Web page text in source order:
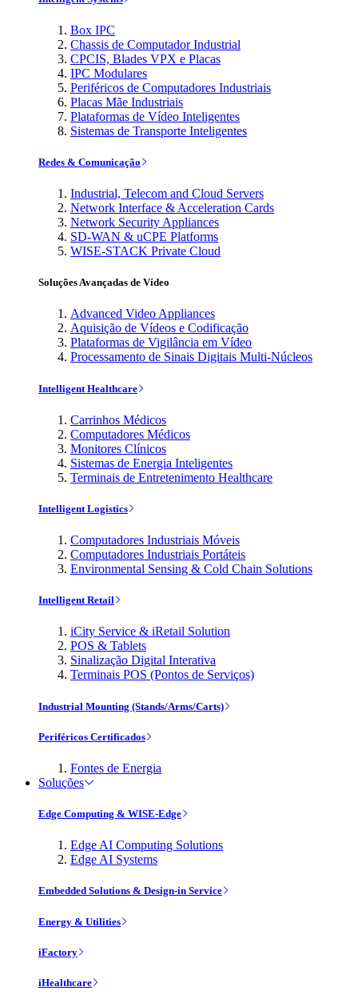
Box IPC
Chassis de Computador Industrial
CPCIS, Blades VPX e Placas
IPC Modulares
Periféricos de Computadores Industriais
Placas Mãe Industriais
Plataformas de Vídeo Inteligentes
Sistemas de Transporte Inteligentes
Redes & Comunicação
Industrial, Telecom and Cloud Servers
Network Interface & Acceleration Cards
Network Security Appliances
SD-WAN & uCPE Platforms
WISE-STACK Private Cloud
Soluções Avançadas de Vídeo
Advanced Video Appliances
Aquisição de Vídeos e Codificação
Plataformas de Vigilância em Vídeo
Processamento de Sinais Digitais Multi-Núcleos
Intelligent Healthcare
Carrinhos Médicos
Computadores Médicos
Monitores Clínicos
Sistemas de Energia Inteligentes
Terminais de Entretenimento Healthcare
Intelligent Logistics
Computadores Industriais Móveis
Computadores Industriais Portáteis
Environmental Sensing & Cold Chain Solutions
Intelligent Retail
iCity Service & iRetail Solution
POS & Tablets
Sinalização Digital Interativa
Terminais POS (Pontos de Serviços)
Industrial Mounting (Stands/Arms/Carts)
Periféricos Certificados
Fontes de Energia
Soluções
Edge Computing & WISE-Edge
Edge AI Computing Solutions
Edge AI Systems
Embedded Solutions & Design-in Service
Energy & Utilities
iFactory
iHealthcare